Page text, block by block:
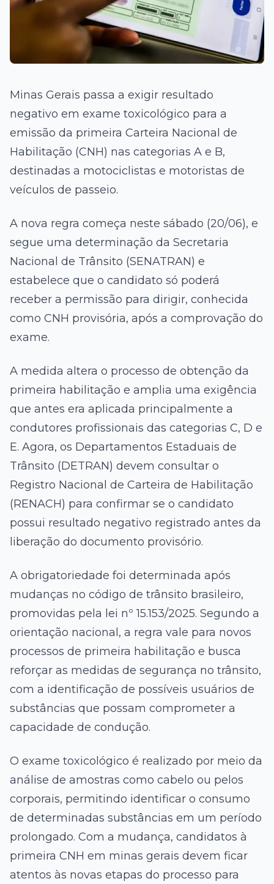
Minas Gerais passa a exigir resultado
negativo em exame toxicológico para a
emissão da primeira Carteira Nacional de
Habilitação (CNH) nas categorias A e B,
destinadas a motociclistas e motoristas de
veículos de passeio.
A nova regra começa neste sábado (20/06), e
segue uma determinação da Secretaria
Nacional de Trânsito (SENATRAN) e
estabelece que o candidato só poderá
receber a permissão para dirigir, conhecida
como CNH provisória, após a comprovação do
exame.
A medida altera o processo de obtenção da
primeira habilitação e amplia uma exigência
que antes era aplicada principalmente a
condutores profissionais das categorias C, D e
E. Agora, os Departamentos Estaduais de
Trânsito (DETRAN) devem consultar o
Registro Nacional de Carteira de Habilitação
(RENACH) para confirmar se o candidato
possui resultado negativo registrado antes da
liberação do documento provisório.
A obrigatoriedade foi determinada após
mudanças no código de trânsito brasileiro,
promovidas pela lei nº 15.153/2025. Segundo a
orientação nacional, a regra vale para novos
processos de primeira habilitação e busca
reforçar as medidas de segurança no trânsito,
com a identificação de possíveis usuários de
substâncias que possam comprometer a
capacidade de condução.
O exame toxicológico é realizado por meio da
análise de amostras como cabelo ou pelos
corporais, permitindo identificar o consumo
de determinadas substâncias em um período
prolongado. Com a mudança, candidatos à
primeira CNH em minas gerais devem ficar
atentos às novas etapas do processo para